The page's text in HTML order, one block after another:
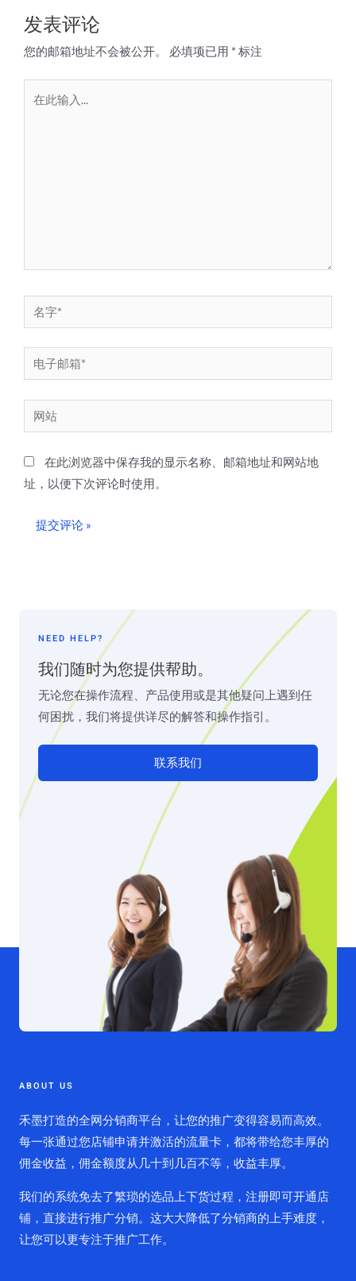
发表评论
您的邮箱地址不会被公开。 必填项已用 * 标注
字
*
电
子
邮
箱
网
站
在此浏览器中保存我的显示名称、邮箱地址和网站地
址，以便下次评论时使用。
NEED HELP?
我们随时为您提供帮助。
无论您在操作流程、产品使用或是其他疑问上遇到任
何困扰，我们将提供详尽的解答和操作指引。
联系我们
ABOUT US
禾墨打造的全网分销商平台，让您的推广变得容易而高效。
每一张通过您店铺申请并激活的流量卡，都将带给您丰厚的
佣金收益，佣金额度从几十到几百不等，收益丰厚。
我们的系统免去了繁琐的选品上下货过程，注册即可开通店
铺，直接进行推广分销。这大大降低了分销商的上手难度，
让您可以更专注于推广工作。